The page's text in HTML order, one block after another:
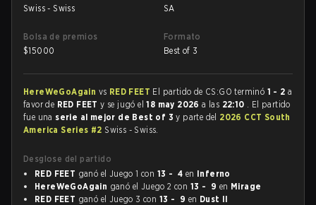
Swiss - Swiss
SA
Bolsa de premios
$15000
Formato
Best of 3
HereWeGoAgain vs RED FEET El partido de CS:GO terminó 1 - 2 a
favor de RED FEETy se jugó el18 may 2026a las 22:10 . El partido
fue una serie al mejor de Best of 3y parte del 2026 CCT South
America Series #2 Swiss - Swiss.
Desglose del partido
RED FEET ganó el Juego 1 con 13 - 4 en Inferno
HereWeGoAgain ganó el Juego 2 con 13 - 9 en Mirage
RED FEET ganó el Juego 3 con 13 - 9 en Dust II